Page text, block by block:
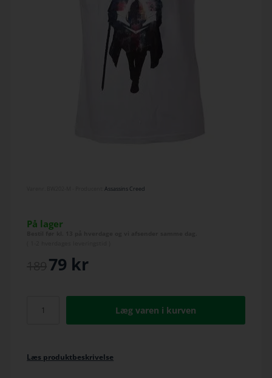
Assassins Creed
På lager
79 kr
Læg varen i kurven
Læs produktbeskrivelse